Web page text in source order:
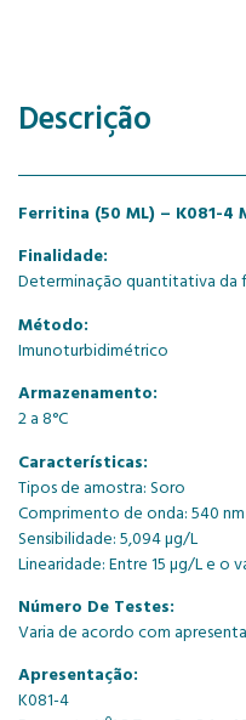
Descrição
Ferritina (50 ML) – K081-4
Finalidade:
Determinação quantitativa da
Método:
Imunoturbidimétrico
Armazenamento:
2 a 8°C
Características:
Tipos de amostra: Soro
Comprimento de onda: 540 nm
Sensibilidade: 5,094 µg/L
Linearidade: Entre 15 µg/L e o
Número De Testes:
Varia de acordo com
Apresentação:
K081-4